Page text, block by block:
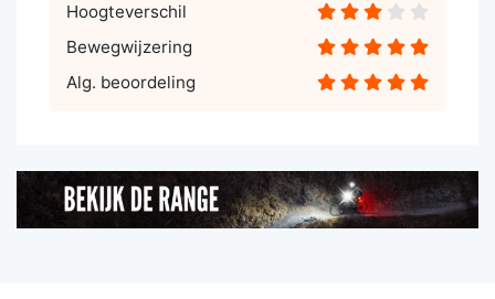
Hoogteverschil
Bewegwijzering
Alg. beoordeling